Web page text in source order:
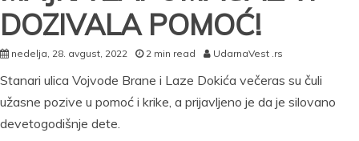
DOZIVALA POMOĆ!
nedelja, 28. avgust, 2022 2 min read UdarnaVest .rs
Stanari ulica Vojvode Brane i Laze Dokića večeras su čuli
užasne pozive u pomoć i krike, a prijavljeno je da je silovano
devetogodišnje dete.